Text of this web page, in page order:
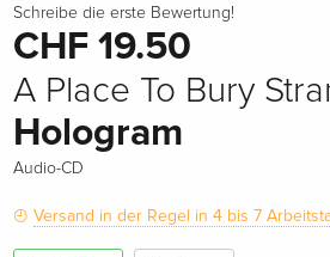
Schreibe die erste Bewertung!
CHF 19.50
A Place To Bury
Hologram
Audio-CD
Versand in der Regel in 4 bis 7